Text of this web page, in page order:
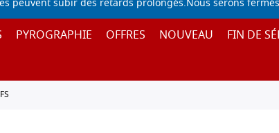
peuvent subir des retards prolongés.Nous serons
PYROGRAPHIE OFFRES NOUVEAU FIN DE